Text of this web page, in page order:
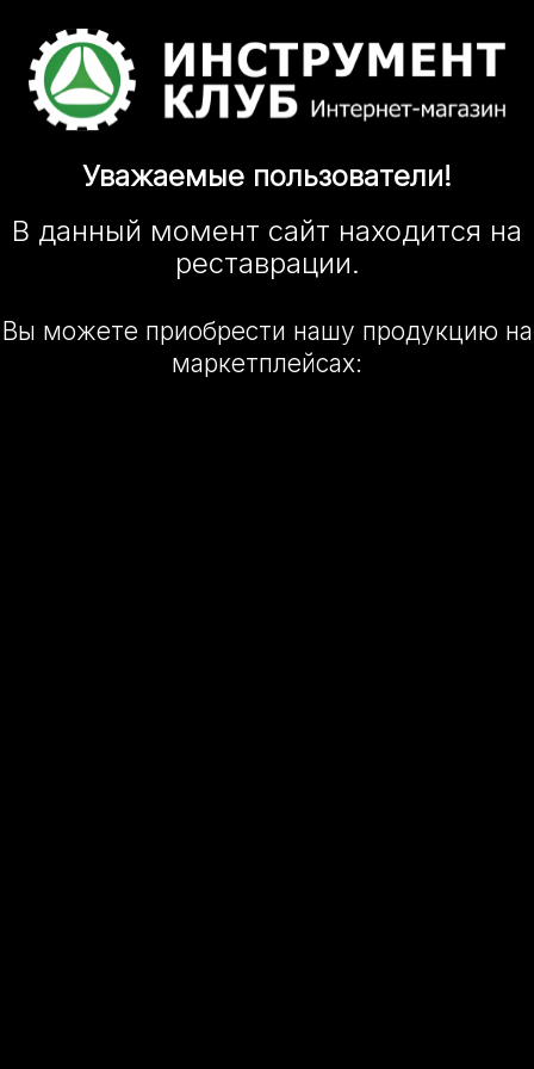
Уважаемые пользователи!
В данный момент сайт находится на
реставрации.
Вы можете приобрести нашу продукцию на
маркетплейсах: